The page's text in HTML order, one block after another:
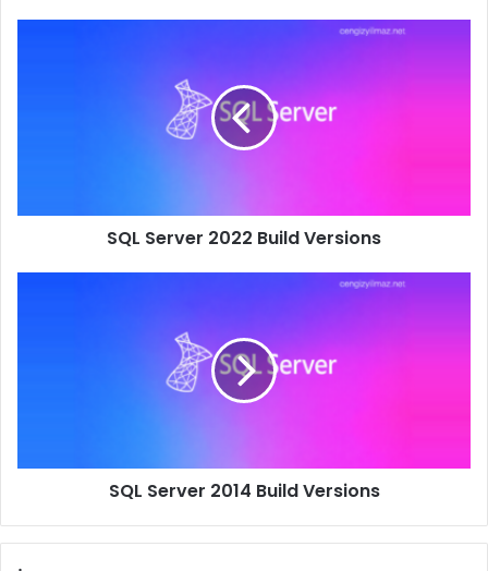
SQL Server 2022 Build Versions
SQL Server 2014 Build Versions